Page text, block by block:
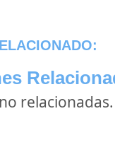
relacionadas.